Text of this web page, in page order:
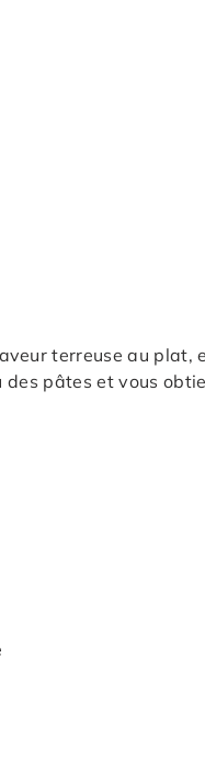
terreuse au plat,
des pâtes et vous